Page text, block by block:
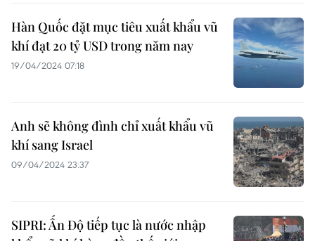
Hàn Quốc đặt mục tiêu xuất khẩu vũ
khí đạt 20 tỷ USD trong năm nay
19/04/2024 07:18
Anh sẽ không đình chỉ xuất khẩu vũ
khí sang Israel
09/04/2024 23:37
SIPRI: Ấn Độ tiếp tục là nước nhập